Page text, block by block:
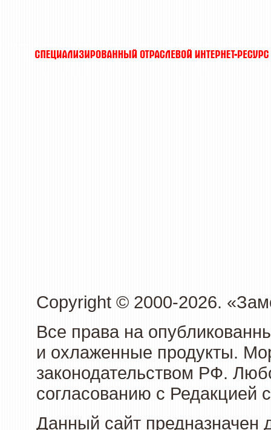
Copyright © 2000-2026.
Все права на
и охлаженные продукты.
законодательством РФ.
согласованию с Редакцией
Данный сайт предназначен